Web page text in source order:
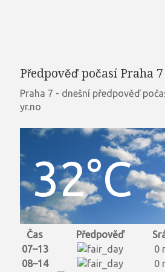
Předpověď počasí Praha 7
Praha 7 - dnešní předpověď
yr.no
32°C
Čas Předpověď
07–13
0
08–14
0